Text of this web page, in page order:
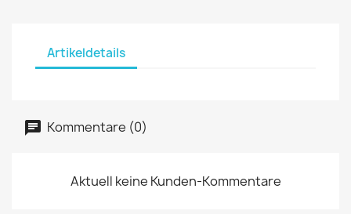
Artikeldetails
Kommentare (0)
Aktuell keine Kunden-Kommentare